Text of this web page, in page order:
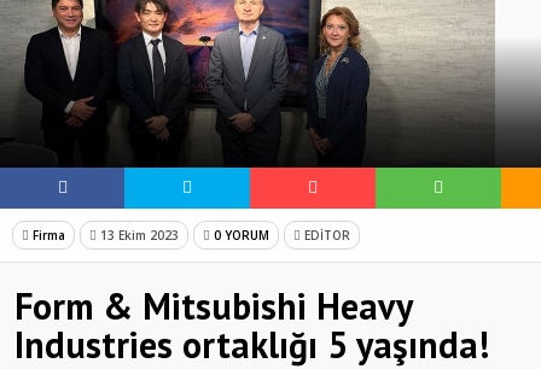
Beklentiler 5-16 “Aşçı Üşümesin”
Firma 13 Ekim 2023 0 YORUM EDİTOR
Form & Mitsubishi Heavy
Industries ortaklığı 5 yaşında!